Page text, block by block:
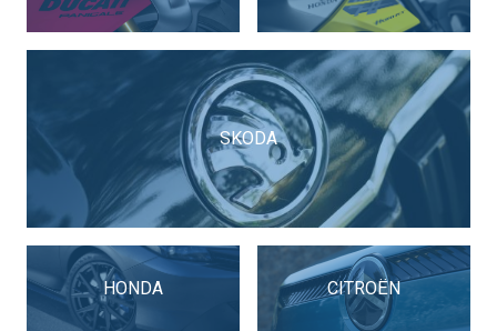
SKODA
HONDA CITROËN